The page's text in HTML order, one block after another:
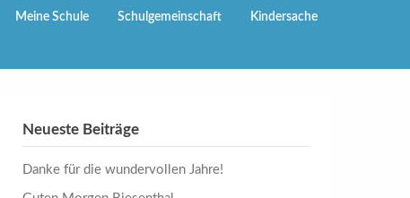
Meine Schule Schulgemeinschaft Kindersache
Neueste Beiträge
Danke für die wundervollen Jahre!